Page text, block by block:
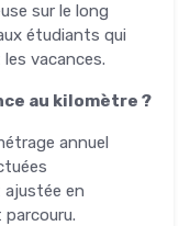
sur le long
étudiants qui
vacances.
au kilomètre ?
annuel
en